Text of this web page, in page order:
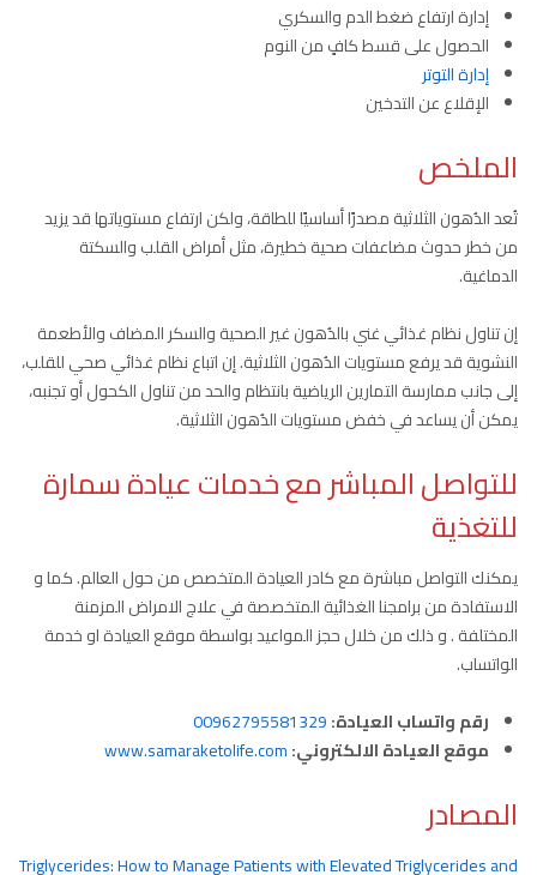
إدارة ارتفاع ضغط الدم والسكري
الحصول على قسط كافٍ من النوم
إدارة التوتر
الإقلاع عن التدخين
الملخص
تُعد الدُهون الثلاثية مصدرًا أساسيًا للطاقة، ولكن ارتفاع مستوياتها قد يزيد
من خطر حدوث مضاعفات صحية خطيرة، مثل أمراض القلب والسكتة
الدماغية.
إن تناول نظام غذائي غني بالدُهون غير الصحية والسكر المضاف والأطعمة
النشوية قد يرفع مستويات الدُهون الثلاثية. إن اتباع نظام غذائي صحي للقلب،
إلى جانب ممارسة التمارين الرياضية بانتظام والحد من تناول الكحول أو تجنبه،
يمكن أن يساعد في خفض مستويات الدُهون الثلاثية.
للتواصل المباشر مع خدمات عيادة سمارة
للتغذية
يمكنك التواصل مباشرة مع كادر العيادة المتخصص من حول العالم. كما و
الاستفادة من برامجنا الغذائية المتخصصة في علاج الامراض المزمنة
المختلفة . و ذلك من خلال حجز المواعيد بواسطة موقع العيادة او خدمة
الواتساب.
رقم واتساب العيادة:00962795581329
موقع العيادة الالكتروني:www.samaraketolife.com
المصادر
Triglycerides: How to Manage Patients with Elevated Triglycerides and